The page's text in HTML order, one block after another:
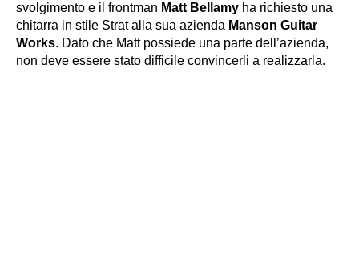
svolgimento e il frontman Matt Bellamy ha richiesto una
chitarra in stile Strat alla sua azienda Manson Guitar
Works. Dato che Matt possiede una parte dell’azienda,
non deve essere stato difficile convincerli a realizzarla.